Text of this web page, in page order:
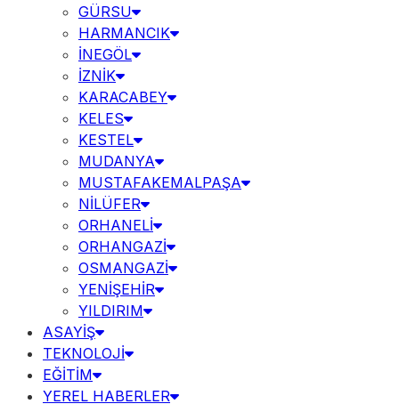
GÜRSU
HARMANCIK
İNEGÖL
İZNİK
KARACABEY
KELES
KESTEL
MUDANYA
MUSTAFAKEMALPAŞA
NİLÜFER
ORHANELİ
ORHANGAZİ
OSMANGAZİ
YENİŞEHİR
YILDIRIM
ASAYİŞ
TEKNOLOJİ
EĞİTİM
YEREL HABERLER